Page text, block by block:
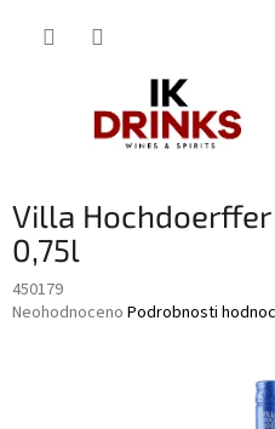
Villa
0,75l
450179
Průměrné
Neohodnoceno Podrobnosti